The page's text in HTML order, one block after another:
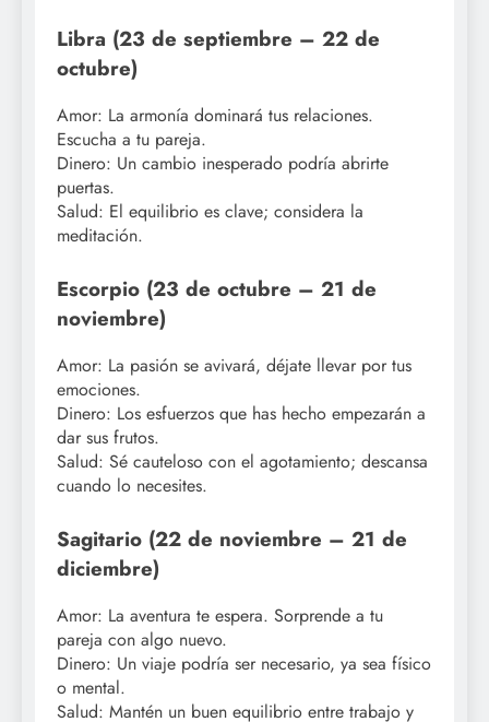
Libra (23 de septiembre – 22 de
octubre)
Amor: La armonía dominará tus relaciones.
Escucha a tu pareja.
Dinero: Un cambio inesperado podría abrirte
puertas.
Salud: El equilibrio es clave; considera la
meditación.
Escorpio (23 de octubre – 21 de
noviembre)
Amor: La pasión se avivará, déjate llevar por tus
emociones.
Dinero: Los esfuerzos que has hecho empezarán a
dar sus frutos.
Salud: Sé cauteloso con el agotamiento; descansa
cuando lo necesites.
Sagitario (22 de noviembre – 21 de
diciembre)
Amor: La aventura te espera. Sorprende a tu
pareja con algo nuevo.
Dinero: Un viaje podría ser necesario, ya sea físico
o mental.
Salud: Mantén un buen equilibrio entre trabajo y